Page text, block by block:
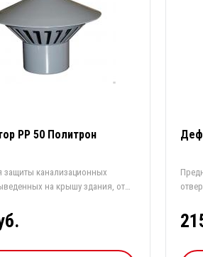
РР 50 Политрон
защиты канализационных
на крышу здания, от